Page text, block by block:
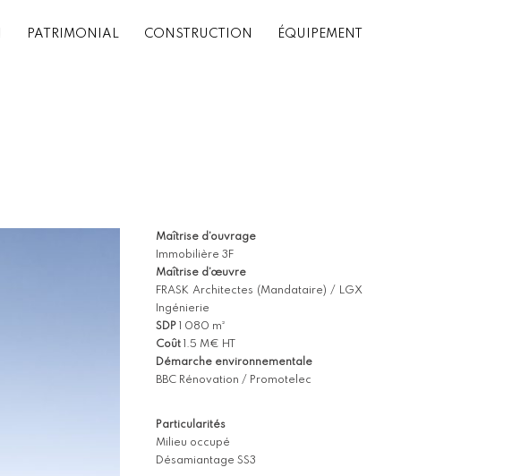
PATRIMONIAL CONSTRUCTION
ÉQUIPEMENT
Maîtrise d’ouvrage
Immobilière 3F
Maîtrise d’œuvre
FRASK Architectes (Mandataire) / LGX
Ingénierie
SDP
1 080 m²
Coût 1.5 M€ HT
Démarche environnementale
BBC Rénovation / Promotelec
Particularités
Milieu occupé
Désamiantage SS3